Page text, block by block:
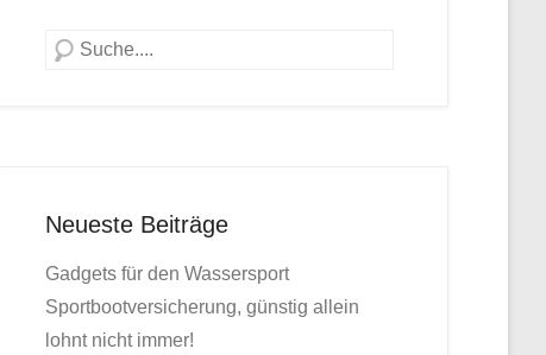
Suche
Neueste Beiträge
Gadgets für den Wassersport
Sportbootversicherung, günstig allein
lohnt nicht immer!